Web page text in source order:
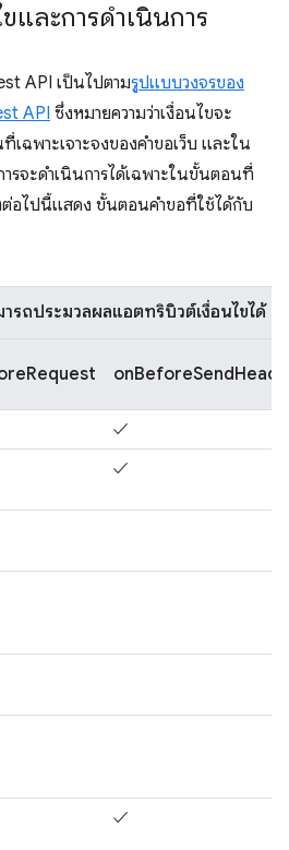
และการดำเนินการ
API เป็นไปตามรูปแบบวงจรของ
API ซึ่งหมายความว่าเงื่อนไขจะ
ฉพาะเจาะจงของคำขอเว็บ และใน
รจะดำเนินการได้เฉพาะในขั้นตอนที่
ต่อไปนี้แสดง ขั้นตอนคำขอที่ใช้ได้กับ
รถประมวลผลแอตทริบิวต์เงื่อนไขได้
✓
✓
✓